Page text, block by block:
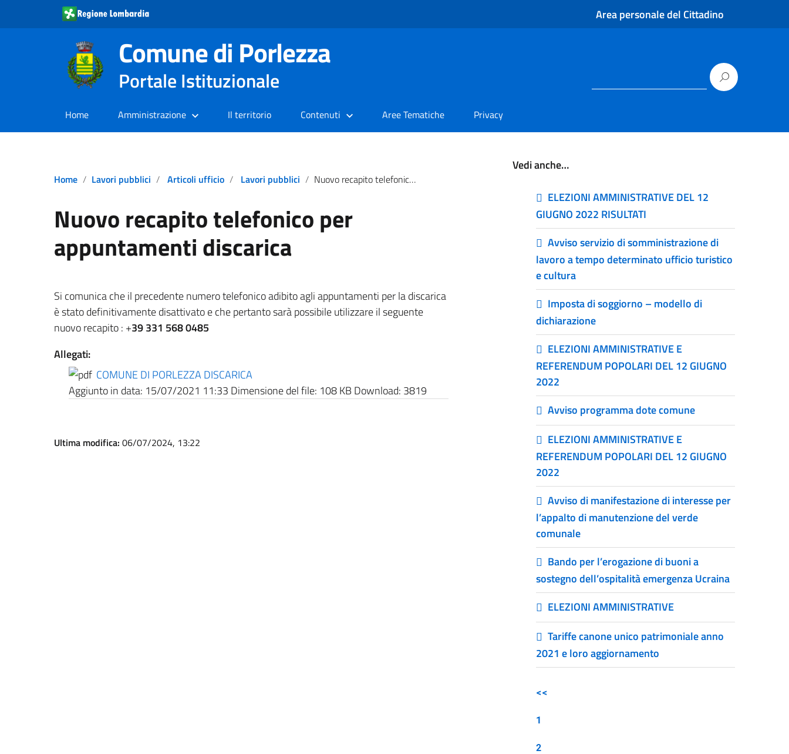
Area personale del Cittadino
Comune di Porlezza
Portale Istituzionale
Home Amministrazione Il territorio Contenuti Aree Tematiche Privacy
Home Lavori pubblici Articoli ufficio Lavori pubblici Nuovo recapito telefonico per appuntamenti discarica
Nuovo recapito telefonico per
appuntamenti discarica
Si comunica che il precedente numero telefonico adibito agli appuntamenti per la discarica
è stato definitivamente disattivato e che pertanto sarà possibile utilizzare il seguente
nuovo recapito : +39 331 568 0485
Allegati:
COMUNE DI PORLEZZA DISCARICA
Aggiunto in data: 15/07/2021 11:33 Dimensione del file: 108 KB Download: 3819
Ultima modifica: 06/07/2024, 13:22
Vedi anche…
ELEZIONI AMMINISTRATIVE DEL 12
GIUGNO 2022 RISULTATI
Avviso servizio di somministrazione di
lavoro a tempo determinato ufficio turistico
e cultura
Imposta di soggiorno – modello di
dichiarazione
ELEZIONI AMMINISTRATIVE E
REFERENDUM POPOLARI DEL 12 GIUGNO
2022
Avviso programma dote comune
ELEZIONI AMMINISTRATIVE E
REFERENDUM POPOLARI DEL 12 GIUGNO
2022
Avviso di manifestazione di interesse per
l’appalto di manutenzione del verde
comunale
Bando per l’erogazione di buoni a
sostegno dell’ospitalità emergenza Ucraina
ELEZIONI AMMINISTRATIVE
Tariffe canone unico patrimoniale anno
2021 e loro aggiornamento
<<
1
2